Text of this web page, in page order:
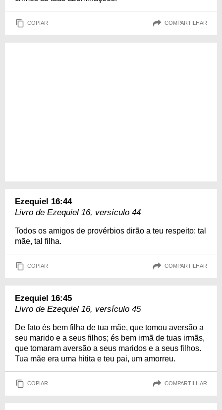
COPIAR COMPARTILHAR
Ezequiel 16:44
Livro de Ezequiel 16, versículo 44
Todos os amigos de provérbios dirão a teu respeito: tal
mãe, tal filha.
COPIAR COMPARTILHAR
Ezequiel 16:45
Livro de Ezequiel 16, versículo 45
De fato és bem filha de tua mãe, que tomou aversão a
seu marido e a seus filhos; és bem irmã de tuas irmãs,
que tomaram aversão a seus maridos e a seus filhos.
Tua mãe era uma hitita e teu pai, um amorreu.
COPIAR COMPARTILHAR